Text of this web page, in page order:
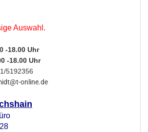
Auswahl.
-18.00 Uhr
18.00 Uhr
5192356
online.de